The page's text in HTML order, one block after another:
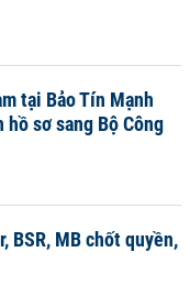
tại Bảo Tín Mạnh
hồ sơ sang Bộ Công
BSR, MB chốt quyền,